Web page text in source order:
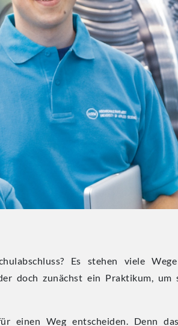
Es stehen viele
doch zunächst ein Praktikum, um
einen Weg entscheiden. Denn